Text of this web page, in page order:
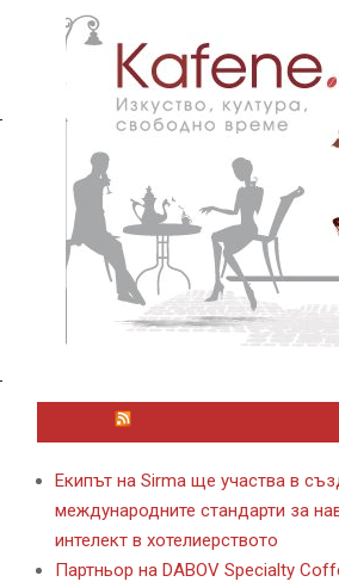
Екипът на Sirma ще участва в
международните стандарти за
интелект в хотелиерството
Партньор на DABOV Specialty